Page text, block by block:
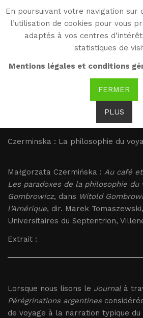
En poursuivant votre navigation sur
l’utilisation de cookies pour vous
adaptés à vos centres
statistiques de
Mentions légales et conditions
FERMER
PLUS
WG
Witold Gombrowicz
Czerminska : La
philosophie du
Czerminska : La philosophie du
Małgorzata Czermińska : Au café
Les paradoxes de la philosophie du
Gombrowicz, dans Witold
l’Amérique, dir. Marek
Universitaires du Septentrion,
Extrait :
Lorsque nous lisons le Journal à
Pérégrinations argentines
de voyage à la narration typique du